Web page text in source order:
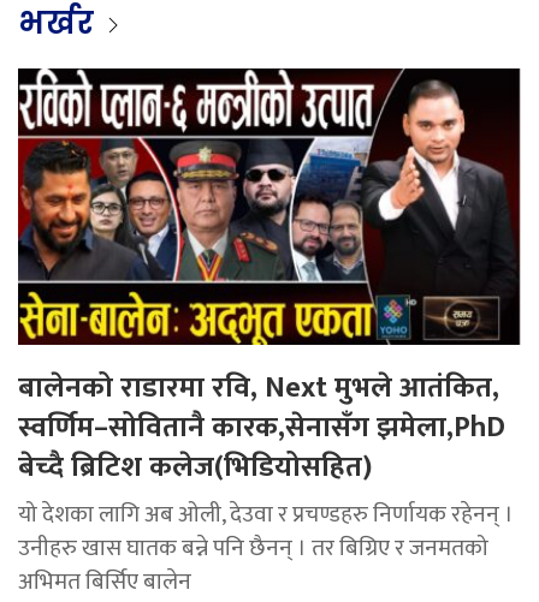
भर्खर
बालेनको राडारमा रवि, Next मुभले आतंकित,
स्वर्णिम–सोवितानै कारक,सेनासँग झमेला,PhD
बेच्दै ब्रिटिश कलेज(भिडियोसहित)
यो देशका लागि अब ओली, देउवा र प्रचण्डहरु निर्णायक रहेनन् ।
उनीहरु खास घातक बन्ने पनि छैनन् । तर बिग्रिए र जनमतको
अभिमत बिर्सिए बालेन